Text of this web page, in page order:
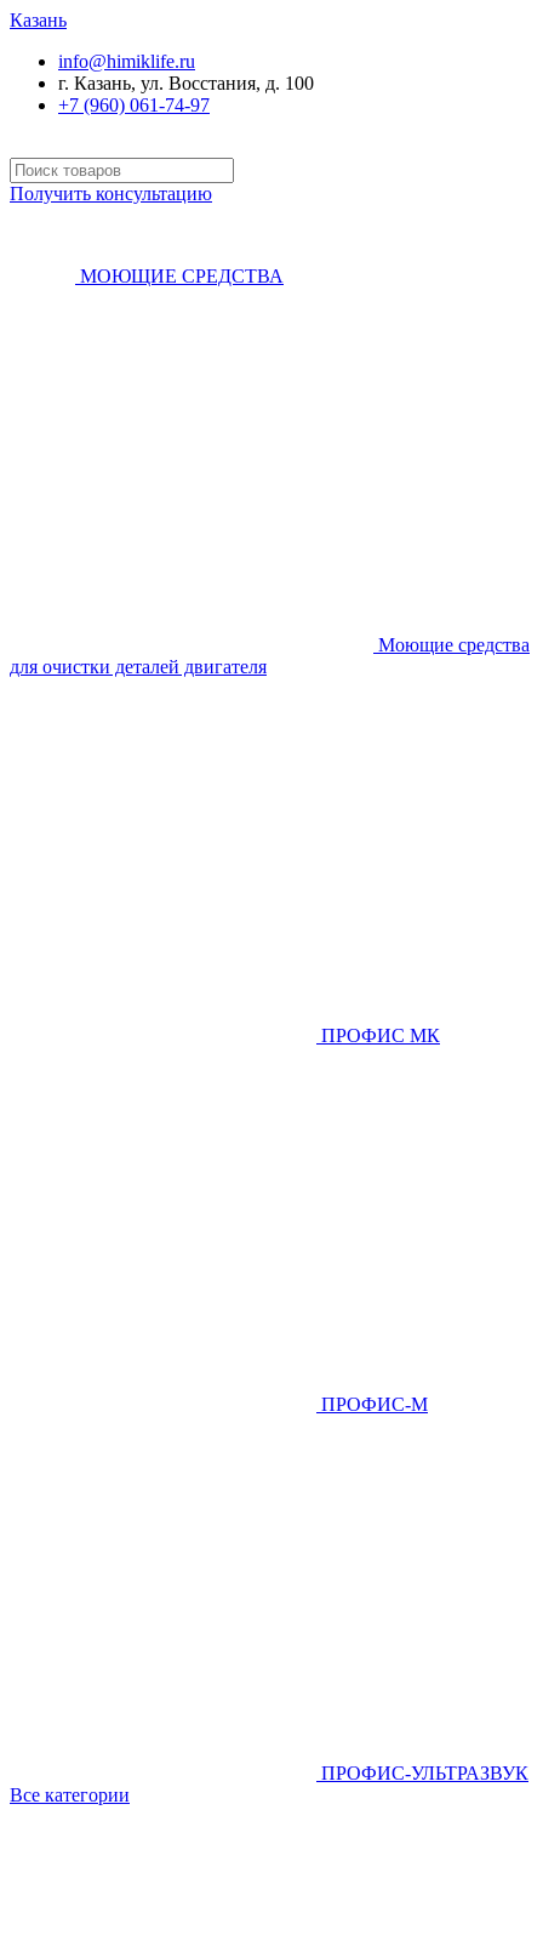
Казань
info@himiklife.ru
г. Казань, ул. Восстания, д. 100
+7 (960) 061-74-97
Получить консультацию
МОЮЩИЕ СРЕДСТВА
Моющие средства
для очистки деталей двигателя
ПРОФИС МК
ПРОФИС-М
ПРОФИС-УЛЬТРАЗВУК
Все категории